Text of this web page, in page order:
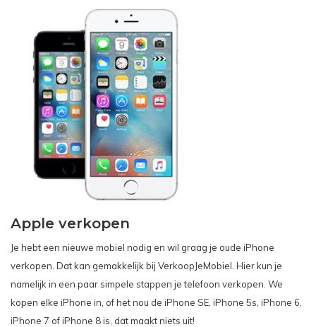
Apple verkopen
Je hebt een nieuwe mobiel nodig en wil graag je oude iPhone
verkopen. Dat kan gemakkelijk bij VerkoopJeMobiel. Hier kun je
namelijk in een paar simpele stappen je telefoon verkopen. We
kopen elke iPhone in, of het nou de iPhone SE iPhone 5s iPhone 6
iPhone 7 ofiPhone 8is, dat maakt niets uit!